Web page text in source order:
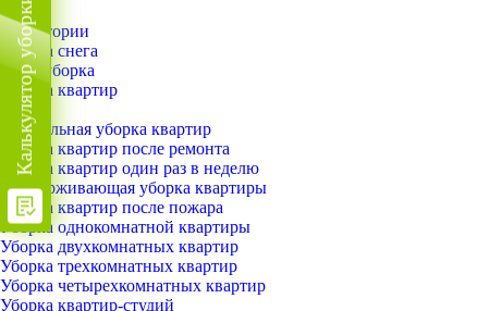
Назад
Территории
Уборка снега
ВИП-уборка
Уборка квартир
Назад
Генеральная уборка квартир
Уборка квартир после ремонта
Уборка квартир один раз в неделю
Поддерживающая уборка квартиры
Уборка квартир после пожара
Уборка однокомнатной квартиры
Уборка двухкомнатных квартир
Уборка трехкомнатных квартир
Уборка четырехкомнатных квартир
Уборка квартир-студий
Калькулятор уборки